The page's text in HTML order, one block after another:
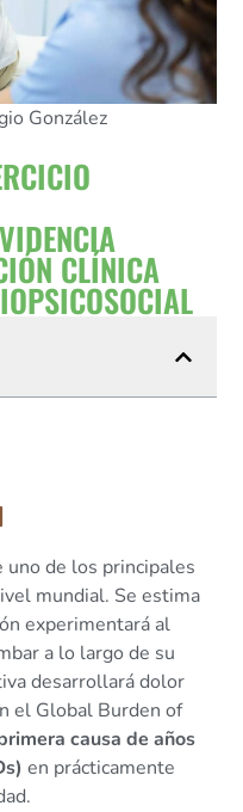
González
CLÍNICA
de los principales
mundial. Se estima
experimentará al
a lo largo de su
desarrollará dolor
el Global Burden of
causa de años
en prácticamente